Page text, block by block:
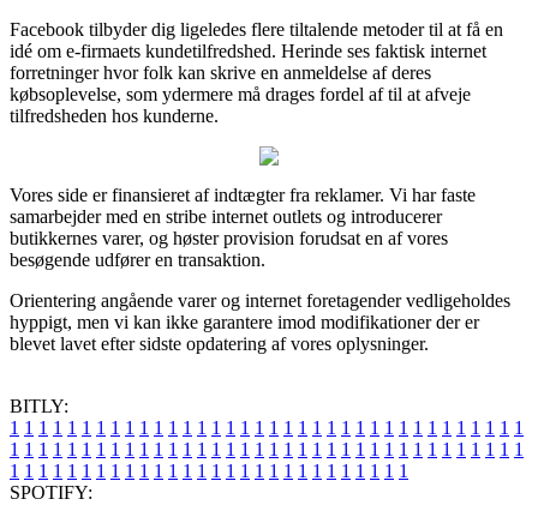
Facebook tilbyder dig ligeledes flere tiltalende metoder til at få en
idé om e-firmaets kundetilfredshed. Herinde ses faktisk internet
forretninger hvor folk kan skrive en anmeldelse af deres
købsoplevelse, som ydermere må drages fordel af til at afveje
tilfredsheden hos kunderne.
Vores side er finansieret af indtægter fra reklamer. Vi har faste
samarbejder med en stribe internet outlets og introducerer
butikkernes varer, og høster provision forudsat en af vores
besøgende udfører en transaktion.
Orientering angående varer og internet foretagender vedligeholdes
hyppigt, men vi kan ikke garantere imod modifikationer der er
blevet lavet efter sidste opdatering af vores oplysninger.
BITLY:
1 1 1 1 1 1 1 1 1 1 1 1 1 1 1 1 1 1 1 1 1 1 1 1 1 1 1 1 1 1 1 1 1 1 1 1
1 1 1 1 1 1 1 1 1 1 1 1 1 1 1 1 1 1 1 1 1 1 1 1 1 1 1 1 1 1 1 1 1 1 1 1
1 1 1 1 1 1 1 1 1 1 1 1 1 1 1 1 1 1 1 1 1 1 1 1 1 1 1 1
SPOTIFY: